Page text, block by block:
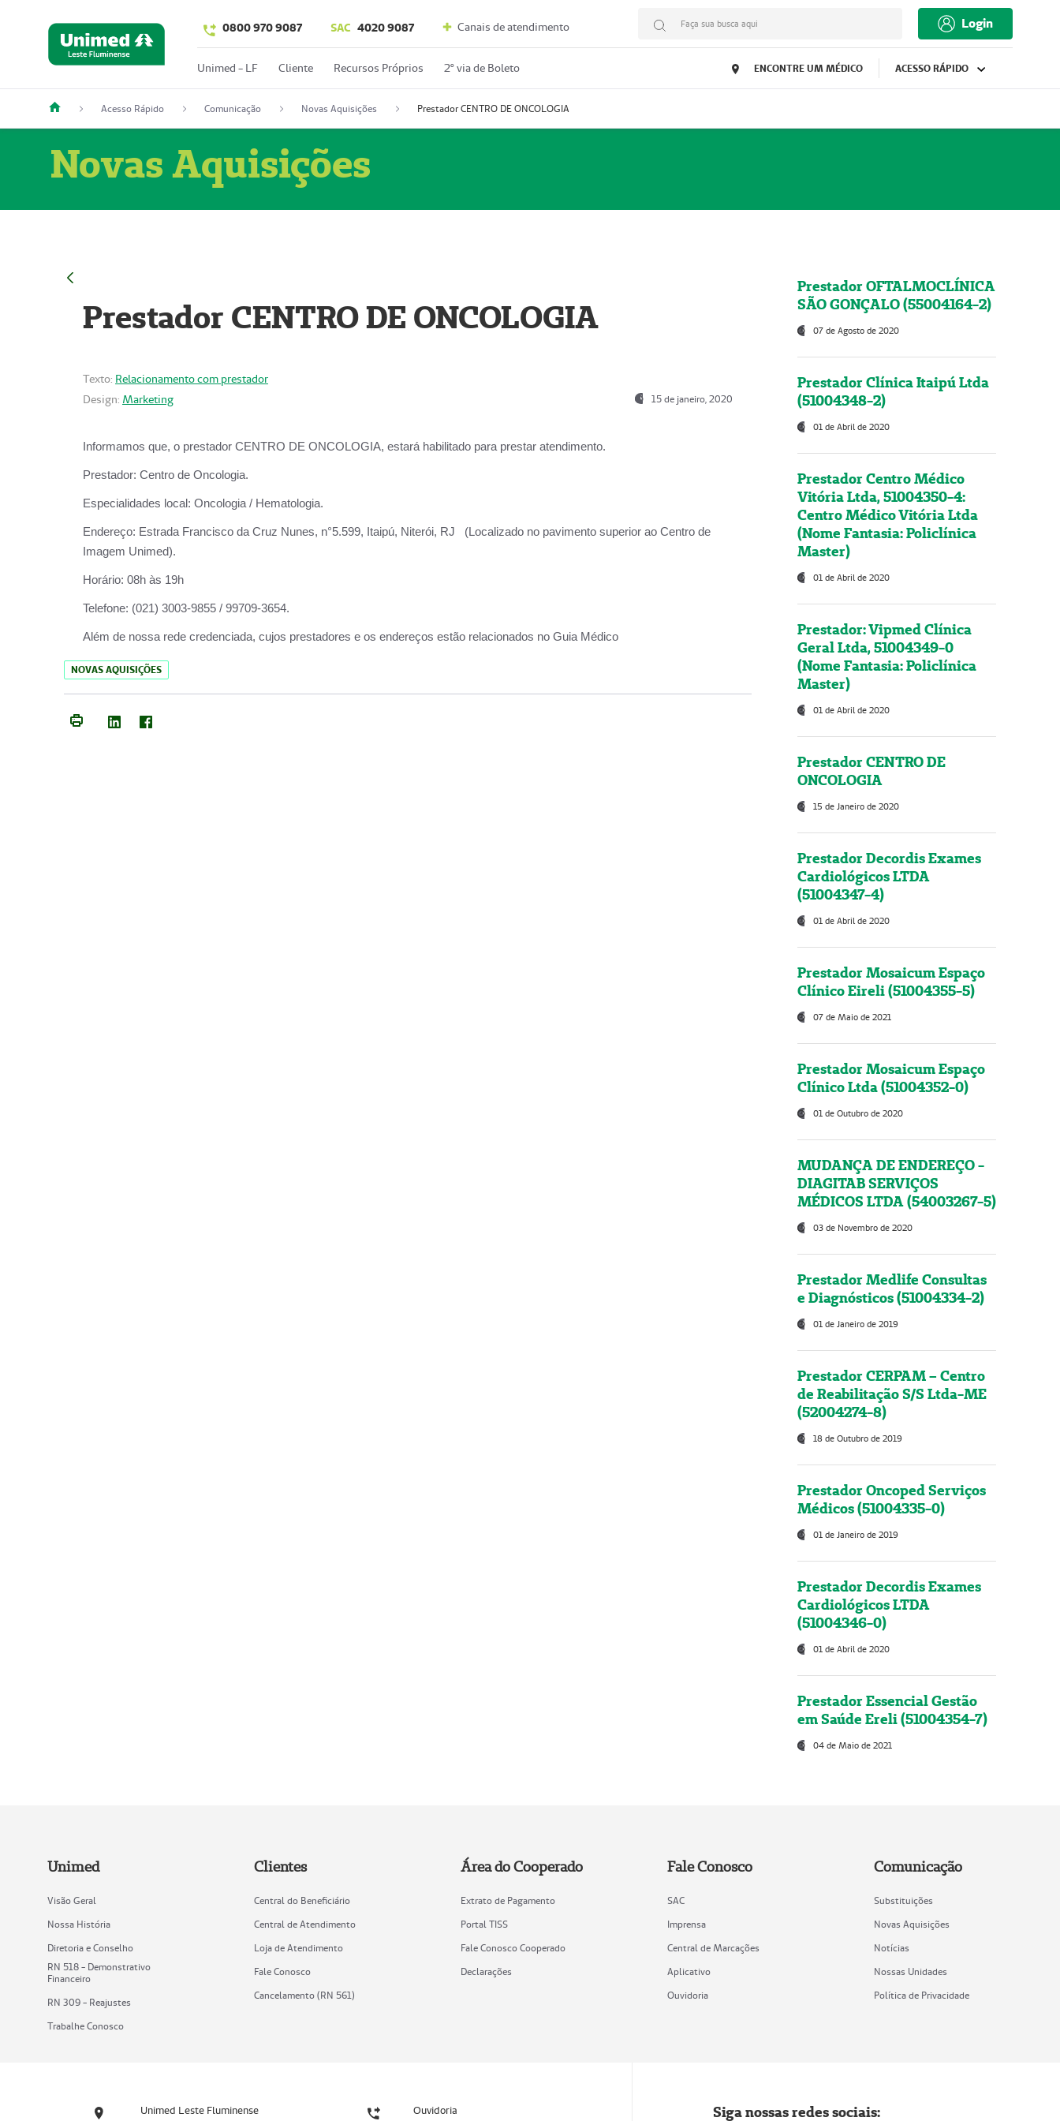
0800 970 9087 SAC 4020 9087 Canais de atendimento Faça sua busca aqui Login
Unimed - LF Cliente Recursos Próprios 2º via de Boleto ENCONTRE UM MÉDICO ACESSO RÁPIDO
Acesso Rápido Comunicação Novas Aquisições Prestador CENTRO DE ONCOLOGIA
Novas Aquisições
Prestador CENTRO DE ONCOLOGIA
Texto: Relacionamento com prestador
Design: Marketing 15 de janeiro, 2020
Informamos que, o prestador CENTRO DE ONCOLOGIA, estará habilitado para prestar atendimento.
Prestador: Centro de Oncologia.
Especialidades local: Oncologia / Hematologia.
Endereço: Estrada Francisco da Cruz Nunes, n°5.599, Itaipú, Niterói, RJ (Localizado no pavimento superior ao Centro de
Imagem Unimed).
Horário: 08h às 19h
Telefone: (021) 3003-9855 / 99709-3654.
Além de nossa rede credenciada, cujos prestadores e os endereços estão relacionados no Guia Médico
NOVAS AQUISIÇÕES
Prestador OFTALMOCLÍNICA
SÃO GONÇALO (55004164-2)
07 de Agosto de 2020
Prestador Clínica Itaipú Ltda
(51004348-2)
01 de Abril de 2020
Prestador Centro Médico
Vitória Ltda, 51004350-4:
Centro Médico Vitória Ltda
(Nome Fantasia: Policlínica
Master)
01 de Abril de 2020
Prestador: Vipmed Clínica
Geral Ltda, 51004349-0
(Nome Fantasia: Policlínica
Master)
01 de Abril de 2020
Prestador CENTRO DE
ONCOLOGIA
15 de Janeiro de 2020
Prestador Decordis Exames
Cardiológicos LTDA
(51004347-4)
01 de Abril de 2020
Prestador Mosaicum Espaço
Clínico Eireli (51004355-5)
07 de Maio de 2021
Prestador Mosaicum Espaço
Clínico Ltda (51004352-0)
01 de Outubro de 2020
MUDANÇA DE ENDEREÇO -
DIAGITAB SERVIÇOS
MÉDICOS LTDA (54003267-5)
03 de Novembro de 2020
Prestador Medlife Consultas
e Diagnósticos (51004334-2)
01 de Janeiro de 2019
Prestador CERPAM – Centro
de Reabilitação S/S Ltda-ME
(52004274-8)
18 de Outubro de 2019
Prestador Oncoped Serviços
Médicos (51004335-0)
01 de Janeiro de 2019
Prestador Decordis Exames
Cardiológicos LTDA
(51004346-0)
01 de Abril de 2020
Prestador Essencial Gestão
em Saúde Ereli (51004354-7)
04 de Maio de 2021
Unimed
Visão Geral
Nossa História
Diretoria e Conselho
RN 518 - Demonstrativo
Financeiro
RN 309 - Reajustes
Trabalhe Conosco
Clientes
Central do Beneficiário
Central de Atendimento
Loja de Atendimento
Fale Conosco
Cancelamento (RN 561)
Área do Cooperado
Extrato de Pagamento
Portal TISS
Fale Conosco Cooperado
Declarações
Fale Conosco
SAC
Imprensa
Central de Marcações
Aplicativo
Ouvidoria
Comunicação
Substituições
Novas Aquisições
Notícias
Nossas Unidades
Política de Privacidade
Unimed Leste Fluminense Ouvidoria Siga nossas redes sociais: